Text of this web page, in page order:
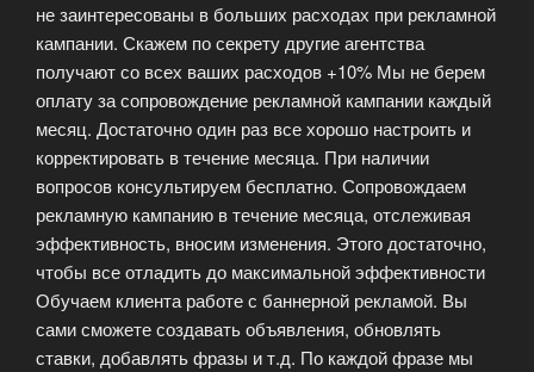
не заинтересованы в больших расходах при рекламной
кампании. Скажем по секрету другие агентства
получают со всех ваших расходов +10% Мы не берем
оплату за сопровождение рекламной кампании каждый
месяц. Достаточно один раз все хорошо настроить и
корректировать в течение месяца. При наличии
вопросов консультируем бесплатно. Сопровождаем
рекламную кампанию в течение месяца, отслеживая
эффективность, вносим изменения. Этого достаточно,
чтобы все отладить до максимальной эффективности
Обучаем клиента работе с баннерной рекламой. Вы
сами сможете создавать объявления, обновлять
ставки, добавлять фразы и т.д. По каждой фразе мы